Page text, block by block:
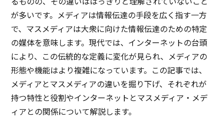
が多いです。メディアは情報伝達の手段を広く指す一方
で、マスメディアは大衆に向けた情報伝達のための特定
の媒体を意味します。現代では、インターネットの台頭
により、この伝統的な定義に変化が見られ、メディアの
形態や機能はより複雑になっています。この記事では、
メディアとマスメディアの違いを掘り下げ、それぞれが
持つ特性と役割やインターネットとマスメディア・メデ
ィアとの関係について解説します。